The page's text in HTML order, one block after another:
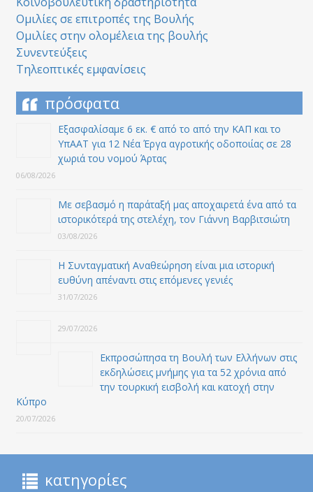
Ομιλίες σε επιτροπές της Βουλής
Ομιλίες στην ολομέλεια της βουλής
Συνεντεύξεις
Τηλεοπτικές εμφανίσεις
πρόσφατα
Εξασφαλίσαμε 6 εκ. € από το από την ΚΑΠ και το
ΥπΑΑΤ για 12 Nέα Έργα αγροτικής οδοποιίας σε 28
χωριά του νομού Άρτας
06/08/2026
Με σεβασμό η παράταξή μας αποχαιρετά ένα από τα
ιστορικότερά της στελέχη, τον Γιάννη Βαρβιτσιώτη
03/08/2026
Η Συνταγματική Αναθεώρηση είναι μια ιστορική
ευθύνη απέναντι στις επόμενες γενιές
31/07/2026
29/07/2026
Εκπροσώπησα τη Βουλή των Ελλήνων στις
εκδηλώσεις μνήμης για τα 52 χρόνια από
την τουρκική εισβολή και κατοχή στην
Κύπρο
20/07/2026
κατηγορίες